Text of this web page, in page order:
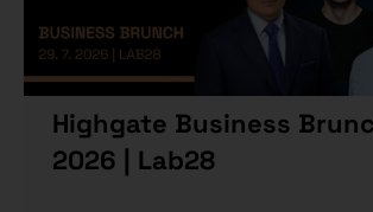
Highgate Business
2026 | Lab28